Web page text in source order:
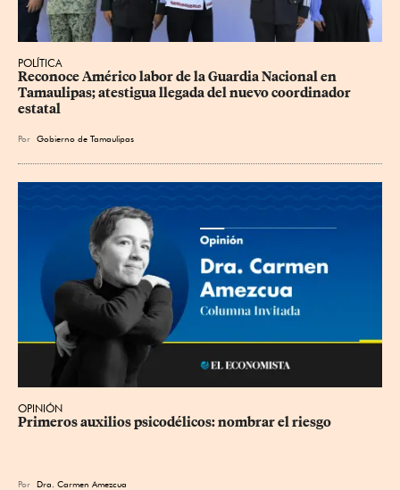
POLÍTICA
Reconoce Américo labor de la Guardia Nacional en
Tamaulipas; atestigua llegada del nuevo coordinador
estatal
Por Gobierno de Tamaulipas
OPINIÓN
Primeros auxilios psicodélicos: nombrar el riesgo
Por Dra. Carmen Amezcua